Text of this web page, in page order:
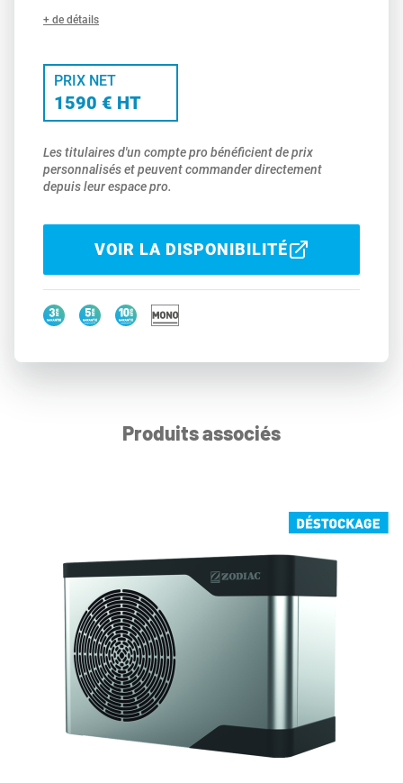
+ de détails
PRIX NET
1590 € HT
Les titulaires d'un compte pro bénéficient de prix
personnalisés et peuvent commander directement
depuis leur espace pro.
VOIR LA DISPONIBILITÉ
Produits associés